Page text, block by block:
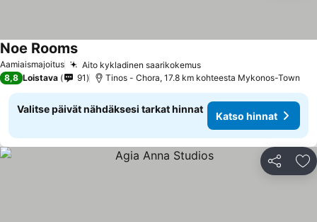
Aamiaismajoitus Aito kykladinen saarikokemusKatso hinnat
Noe RoomsKatso hinnat
8,8 Loistava 91 Tinos - Chora, 17.8 km kohteesta Mykonos-Town
Valitse päivät nähdäksesi tarkat hinnat
Katso hinnat
Jaa